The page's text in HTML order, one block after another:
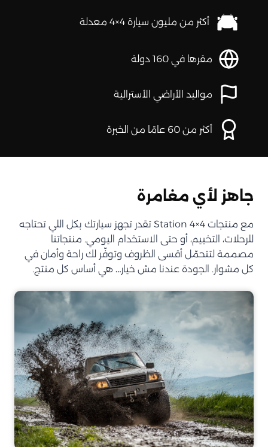
أكثر من مليون سيارة 4×4 معدلة
مقرها في 160 دولة
مواليد الأراضي الأسترالية
أكثر من 60 عامًا من الخبرة
جاهز لأي مغامرة
مع منتجات Station 4×4 تقدر تجهز سيارتك بكل اللي تحتاجه
للرحلات، التخييم، أو حتى الاستخدام اليومي. منتجاتنا
مصممة لتتحمّل أقسى الظروف وتوفّر لك راحة وأمان في
كل مشوار. الجودة عندنا مش خيار… هي أساس كل منتج.